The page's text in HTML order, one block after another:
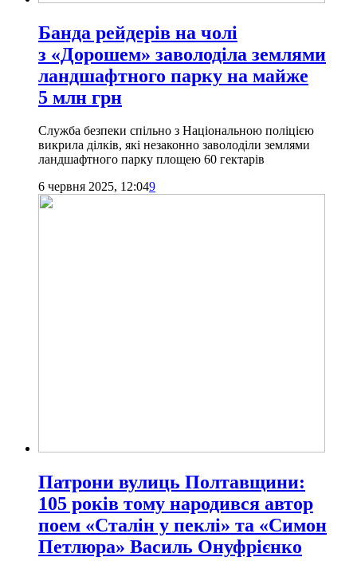
Банда рейдерів на чолі
з «Дорошем» заволоділа землями
ландшафтного парку на майже
5 млн грн
Служба безпеки спільно з Національною поліцією
викрила ділків, які незаконно заволоділи землями
ландшафтного парку площею 60 гектарів
6 червня 2025, 12:049
Патрони вулиць Полтавщини:
105 років тому народився автор
поем «Сталін у пеклі» та «Симон
Петлюра» Василь Онуфрієнко